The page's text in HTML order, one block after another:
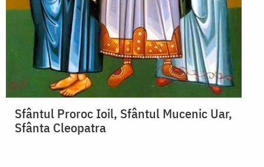
Sfântul Proroc Ioil, Sfântul Mucenic Uar,
Sfânta Cleopatra